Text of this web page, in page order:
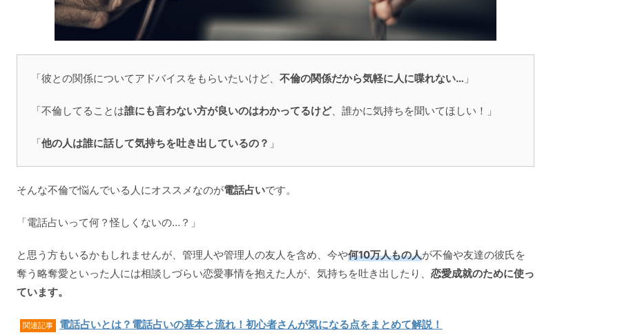
「彼との関係についてアドバイスをもらいたいけど、 不倫の関係だから気軽に人に喋れない… 」
「不倫してることは誰にも言わない方が良いのはわかってるけど、誰かに気持ちを聞いてほしい！」
「他の人は誰に話して気持ちを吐き出しているの？ 」
そんな不倫で悩んでいる人にオススメなのが電話占いです。
「電話占いって何？怪しくないの…？」
と思う方もいるかもしれませんが、管理人や管理人の友人を含め、今や何10万人もの人が不倫や友達の彼氏を
奪う略奪愛といった人には相談しづらい恋愛事情を抱えた人が、気持ちを吐き出したり、 恋愛成就のために使っ
ています。
関連記事 電話占いとは？電話占いの基本と流れ！初心者さんが気になる点をまとめて解説！